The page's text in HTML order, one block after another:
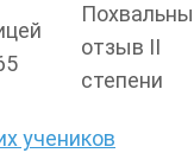
отзыв II
степени
учеников